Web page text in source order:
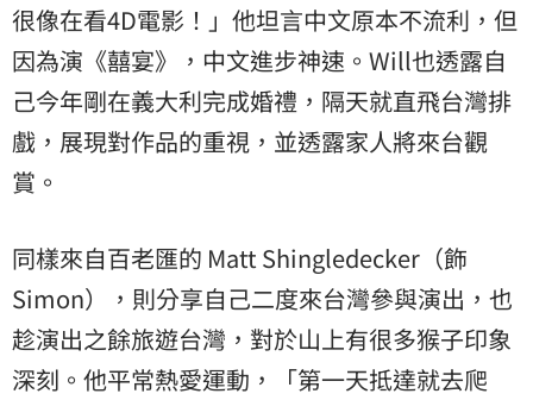
很像在看4D電影！」他坦言中文原本不流利，但
因為演《囍宴》，中文進步神速。Will也透露自
己今年剛在義大利完成婚禮，隔天就直飛台灣排
戲，展現對作品的重視，並透露家人將來台觀
賞。
同樣來自百老匯的 Matt Shingledecker（飾
Simon），則分享自己二度來台灣參與演出，也
趁演出之餘旅遊台灣，對於山上有很多猴子印象
深刻。他平常熱愛運動，「第一天抵達就去爬